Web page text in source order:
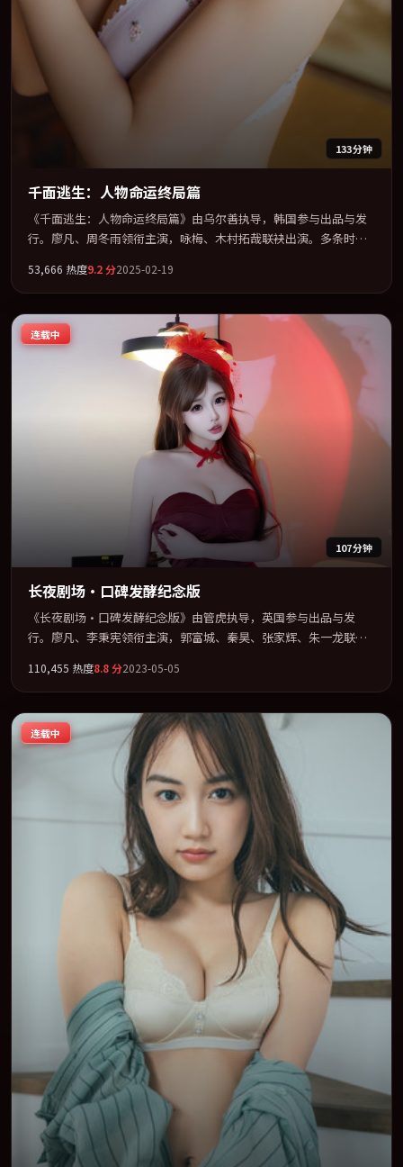
133分钟
千面逃生：人物命运终局篇
《千面逃生：人物命运终局篇》由乌尔善执导，韩国参与出品与发
行。廖凡、周冬雨领衔主演，咏梅、木村拓哉联袂出演。多条时间
架，在叙事、表演与视听上力求统一。定于 2025-11-15 在内地院线
及主流平台同步亮相，2025 年度话题片中口碑稳健，适合喜欢强情
节与人物弧光的观众完整观看。
53,666 热度9.2分2025-02-19
连载中
107分钟
长夜剧场·口碑发酵纪念版
《长夜剧场·口碑发酵纪念版》由管虎执导，英国参与出品与发
行。廖凡、李秉宪领衔主演，郭富城、秦昊、张家辉、朱一龙联袂
悚」类型为骨架，在叙事、表演与视听上力求统一。定于 2023-06-
23 在内地院线及主流平台同步亮相，2023 年度话题片中口碑稳健，
适合喜欢强情节与人物弧光的观众完整观看。
110,455 热度8.8分2023-05-05
连载中